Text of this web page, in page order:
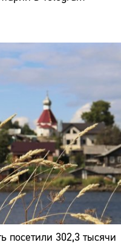
посетили 302,3 тысячи